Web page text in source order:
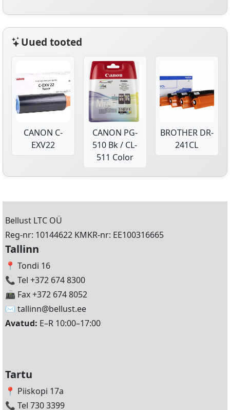
Uued tooted
CANON C-
EXV22
CANON PG-
510 Bk / CL-
511 Color
BROTHER DR-
241CL
Bellust LTC OÜ
Reg-nr: 10144622 KMKR-nr: EE100316665
Tallinn
📍 Tondi 16
📞 Tel +372 674 8300
📠 Fax +372 674 8052
✉️ tallinn@bellust.ee
Avatud: E–R 10:00–17:00
Tartu
📍 Piiskopi 17a
📞 Tel 730 3399